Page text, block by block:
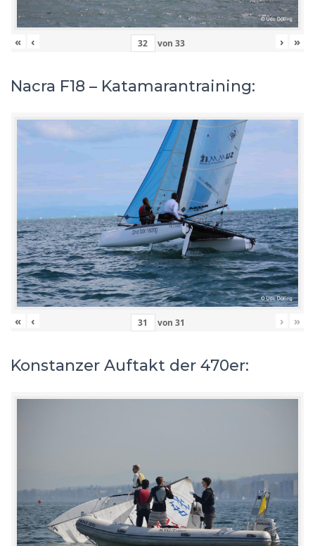
« ‹ von 33 › »
Nacra F18 – Katamarantraining:
« ‹ von 31 › »
Konstanzer Auftakt der 470er: